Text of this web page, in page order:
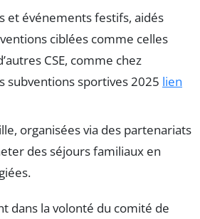
et événements festifs, aidés
ciblées comme celles
CSE, comme chez
subventions sportives 2025 lien
organisées via des partenariats
des séjours familiaux en
dans la volonté du comité de